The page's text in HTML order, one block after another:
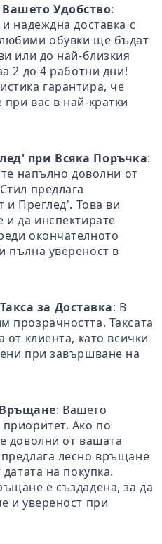
Удобство:
надеждна доставка с
обувки ще бъдат
или до най-близкия
2 до 4 работни дни!
гарантира, че
вас в най-кратки
при Всяка Поръчка:
напълно доволни от
предлага
и Преглед'. Това ви
и да инспектирате
окончателното
пълна увереност в
за Доставка: В
прозрачността. Таксата
от клиента, като всички
при завършване на
: Вашето
Ако по
доволни от вашата
лесно връщане
на покупка.
е създадена, за да
и увереност при